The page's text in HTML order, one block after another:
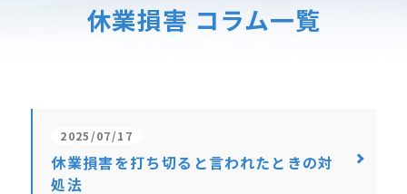
休業損害 コラム一覧
2025/07/17
休業損害を打ち切ると言われたときの対
処法